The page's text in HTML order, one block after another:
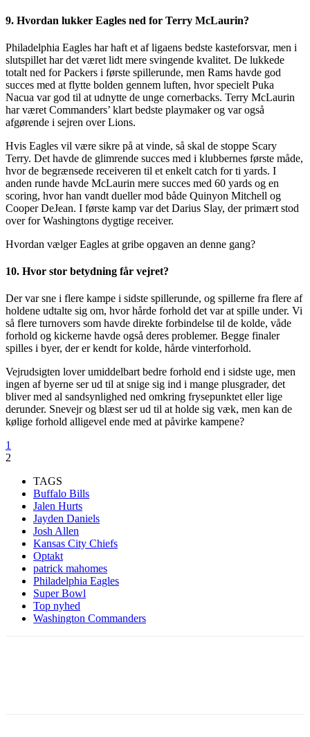
9. Hvordan lukker Eagles ned for Terry McLaurin?
Philadelphia Eagles har haft et af ligaens bedste kasteforsvar, men i
slutspillet har det været lidt mere svingende kvalitet. De lukkede
totalt ned for Packers i første spillerunde, men Rams havde god
succes med at flytte bolden gennem luften, hvor specielt Puka
Nacua var god til at udnytte de unge cornerbacks. Terry McLaurin
har været Commanders’ klart bedste playmaker og var også
afgørende i sejren over Lions.
Hvis Eagles vil være sikre på at vinde, så skal de stoppe Scary
Terry. Det havde de glimrende succes med i klubbernes første måde,
hvor de begrænsede receiveren til et enkelt catch for ti yards. I
anden runde havde McLaurin mere succes med 60 yards og en
scoring, hvor han vandt dueller mod både Quinyon Mitchell og
Cooper DeJean. I første kamp var det Darius Slay, der primært stod
over for Washingtons dygtige receiver.
Hvordan vælger Eagles at gribe opgaven an denne gang?
10. Hvor stor betydning får vejret?
Der var sne i flere kampe i sidste spillerunde, og spillerne fra flere af
holdene udtalte sig om, hvor hårde forhold det var at spille under. Vi
så flere turnovers som havde direkte forbindelse til de kolde, våde
forhold og kickerne havde også deres problemer. Begge finaler
spilles i byer, der er kendt for kolde, hårde vinterforhold.
Vejrudsigten lover umiddelbart bedre forhold end i sidste uge, men
ingen af byerne ser ud til at snige sig ind i mange plusgrader, det
bliver med al sandsynlighed ned omkring frysepunktet eller lige
derunder. Snevejr og blæst ser ud til at holde sig væk, men kan de
kølige forhold alligevel ende med at påvirke kampene?
1
2
TAGS
Buffalo Bills
Jalen Hurts
Jayden Daniels
Josh Allen
Kansas City Chiefs
Optakt
patrick mahomes
Philadelphia Eagles
Super Bowl
Top nyhed
Washington Commanders